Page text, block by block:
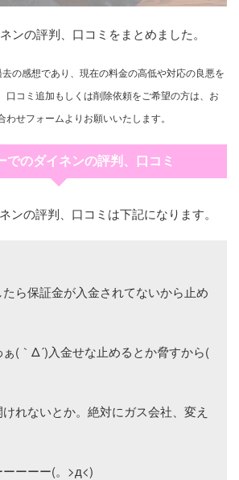
ンの評判、口コミをまとめました。
の感想であり、現在の料金の高低や対応の良悪を
口コミ追加もしくは削除依頼をご希望の方は、お
せフォームよりお願いいたします。
でのダイネンの評判、口コミ
ンの評判、口コミは下記になります。
ら保証金が入金されてないから止め
(｀Δ´)入金せな止めるとか脅すから(
れないとか。絶対にガス会社、変え
ーーー(。>д<)